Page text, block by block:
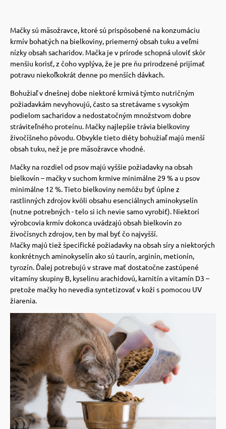
psov
psov
psov
pre psov
a ohlávky
psov
so psom
mačky
a pelechy
mačky
mačky
mačky
mačky
podložky
poukazy
vitamíny
Mačky sú mäsožravce, ktoré sú prispôsobené na konzumáciu
krmív bohatých na bielkoviny, priemerný obsah tuku a veľmi
nízky obsah sacharidov. Mačka je v prírode schopná uloviť skôr
menšiu korisť, z čoho vyplýva, že je pre ňu prirodzené prijímať
potravu niekoľkokrát denne po menších dávkach.
Bohužiaľ v dnešnej dobe niektoré krmivá týmto nutričným
požiadavkám nevyhovujú, často sa stretávame s vysokým
podielom sacharidov a nedostatočným množstvom dobre
stráviteľného proteínu. Mačky najlepšie trávia bielkoviny
živočíšneho pôvodu. Obvykle tieto diéty bohužiaľ majú menší
obsah tuku, než je pre mäsožravce vhodné.
Mačky na rozdiel od psov majú vyššie požiadavky na obsah
bielkovín – mačky v suchom krmive minimálne 29 % a u psov
minimálne 12 %.Tieto bielkoviny nemôžu byť úplne z
rastlinných zdrojov kvôli obsahu esenciálnych aminokyselín
(nutne potrebných - telo si ich nevie samo vyrobiť). Niektorí
výrobcovia krmív dokonca uvádzajú obsah bielkovín zo
živočísnych zdrojov, ten by mal byť čo najvyšší.
Mačky majú tiež špecifické požiadavky na obsah síry a niektorých
konkrétnych aminokyselín ako sú taurín, arginín, metionín,
tyrozín. Ďalej potrebujú v strave mať dostatočne zastúpené
vitamíny skupiny B, kyselinu arachidovú, karnitín a vitamín D3 –
pretože mačky ho nevedia syntetizovať v koži s pomocou UV
žiarenia.